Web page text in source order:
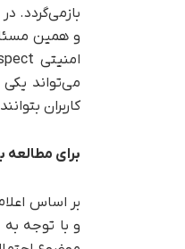
و همین
می‌تواند
کاربران
برای مطالعه
و با توجه